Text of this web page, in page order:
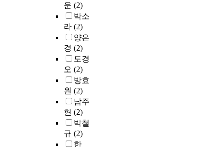
운 (2)
박소
라 (2)
양은
경 (2)
도경
오 (2)
방효
원 (2)
남주
현 (2)
박철
규 (2)
한